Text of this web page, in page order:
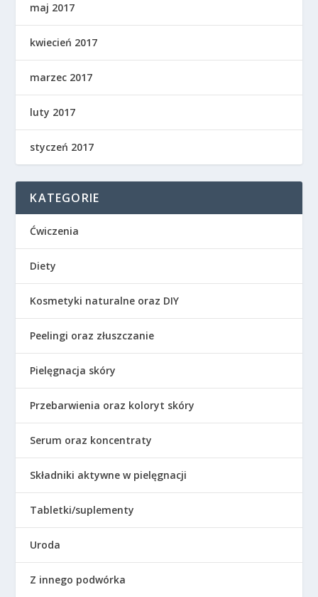
maj 2017
kwiecień 2017
marzec 2017
luty 2017
styczeń 2017
KATEGORIE
Ćwiczenia
Diety
Kosmetyki naturalne oraz DIY
Peelingi oraz złuszczanie
Pielęgnacja skóry
Przebarwienia oraz koloryt skóry
Serum oraz koncentraty
Składniki aktywne w pielęgnacji
Tabletki/suplementy
Uroda
Z innego podwórka